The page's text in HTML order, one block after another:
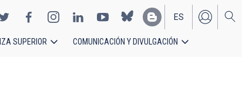
EN
ES
SUPERIOR COMUNICACIÓN Y DIVULGACIÓN